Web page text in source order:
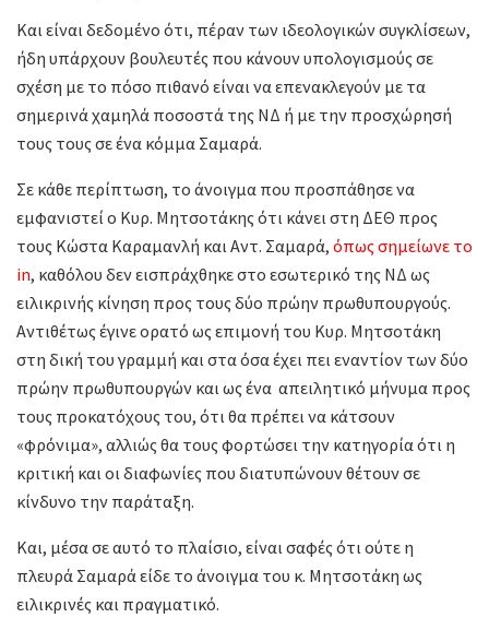
Και είναι δεδομένο ότι, πέραν των ιδεολογικών συγκλίσεων,
ήδη υπάρχουν βουλευτές που κάνουν υπολογισμούς σε
σχέση με το πόσο πιθανό είναι να επενακλεγούν με τα
σημερινά χαμηλά ποσοστά της ΝΔ ή με την προσχώρησή
τους τους σε ένα κόμμα Σαμαρά.
Σε κάθε περίπτωση, το άνοιγμα που προσπάθησε να
εμφανιστεί ο Κυρ. Μητσοτάκης ότι κάνει στη ΔΕΘ προς
τους Κώστα Καραμανλή και Αντ. Σαμαρά, όπως σημείωνε το
in, καθόλου δεν εισπράχθηκε στο εσωτερικό της ΝΔ ως
ειλικρινής κίνηση προς τους δύο πρώην πρωθυπουργούς.
Αντιθέτως έγινε ορατό ως επιμονή του Κυρ. Μητσοτάκη
στη δική του γραμμή και στα όσα έχει πει εναντίον των δύο
πρώην πρωθυπουργών και ως ένα απειλητικό μήνυμα προς
τους προκατόχους του, ότι θα πρέπει να κάτσουν
«φρόνιμα», αλλιώς θα τους φορτώσει την κατηγορία ότι η
κριτική και οι διαφωνίες που διατυπώνουν θέτουν σε
κίνδυνο την παράταξη.
Και, μέσα σε αυτό το πλαίσιο, είναι σαφές ότι ούτε η
πλευρά Σαμαρά είδε το άνοιγμα του κ. Μητσοτάκη ως
ειλικρινές και πραγματικό.